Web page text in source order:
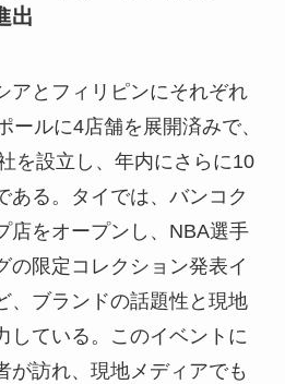
出
アとフィリピンにそれぞれ
ールに4店舗を展開済みで、
を設立し、年内にさらに10
ある。タイでは、バンコク
店をオープンし、NBA選手
の限定コレクション発表イ
、ブランドの話題性と現地
している。このイベントに
が訪れ、現地メディアでも